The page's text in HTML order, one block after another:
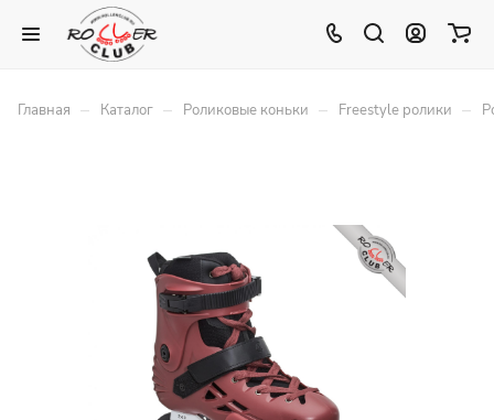
Главная – Каталог – Роликовые коньки – Freestyle ролики –